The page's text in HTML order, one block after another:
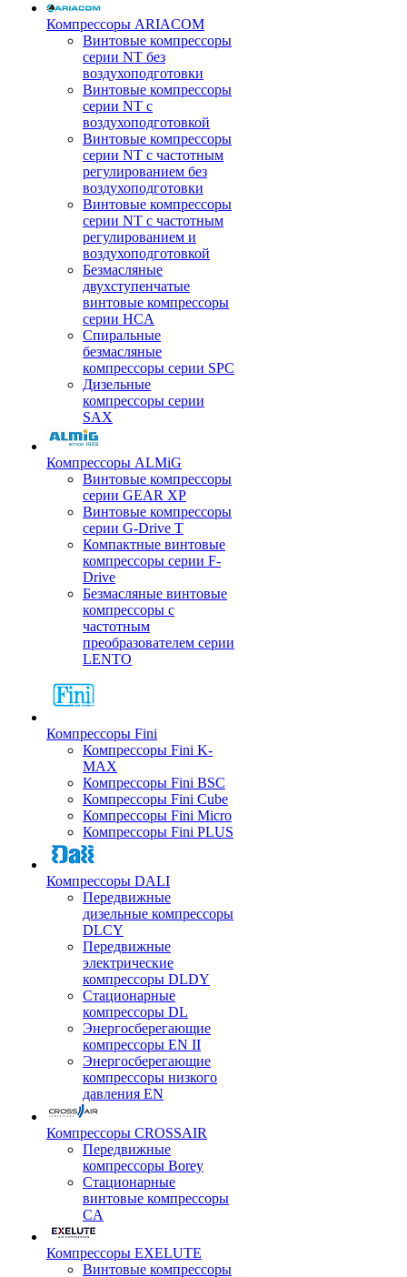
Компрессоры ARIACOM
Винтовые компрессоры
серии NT без
воздухоподготовки
Винтовые компрессоры
серии NT c
воздухоподготовкой
Винтовые компрессоры
серии NT с частотным
регулированием без
воздухоподготовки
Винтовые компрессоры
серии NT с частотным
регулированием и
воздухоподготовкой
Безмасляные
двухступенчатые
винтовые компрессоры
серии HCA
Спиральные
безмасляные
компрессоры серии SPC
Дизельные
компрессоры серии
SAX
Компрессоры ALMiG
Винтовые компрессоры
серии GEAR XP
Винтовые компрессоры
серии G-Drive T
Компактные винтовые
компрессоры серии F-
Drive
Безмасляные винтовые
компрессоры с
частотным
преобразователем серии
LENTO
Компрессоры Fini
Компрессоры Fini K-
MAX
Компрессоры Fini BSC
Компрессоры Fini Cube
Компрессоры Fini Micro
Компрессоры Fini PLUS
Компрессоры DALI
Передвижные
дизельные компрессоры
DLCY
Передвижные
электрические
компрессоры DLDY
Стационарные
компрессоры DL
Энергосберегающие
компрессоры EN II
Энергосберегающие
компрессоры низкого
давления EN
Компрессоры CROSSAIR
Передвижные
компрессоры Borey
Стационарные
винтовые компрессоры
CA
Компрессоры EXELUTE
Винтовые компрессоры